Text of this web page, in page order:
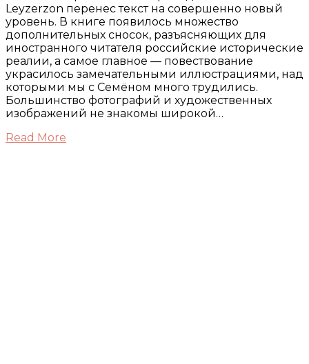
Leyzerzon перенес текст на совершенно новый
уровень. В книге появилось множество
дополнительных сносок, разъясняющих для
иностранного читателя российские исторические
реалии, а самое главное — повествование
украсилось замечательными иллюстрациями, над
которыми мы с Семёном много трудились.
Большинство фотографий и художественных
изображений не знакомы широкой…
Read More